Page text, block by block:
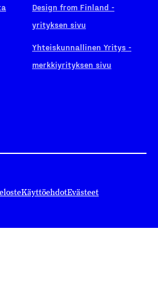
Design from Finland -
yrityksen sivu
Yhteiskunnallinen Yritys -
merkkiyrityksen sivu
KäyttöehdotEvästeet